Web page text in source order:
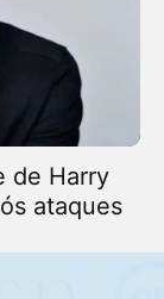
de Harry
ataques